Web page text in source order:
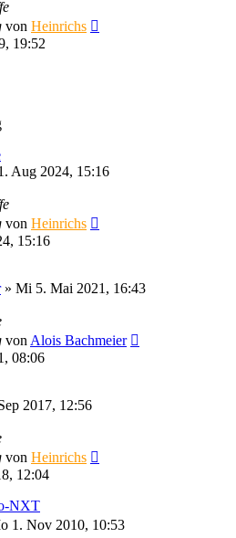
von Heinrichs
19:52
Aug 2024, 15:16
von Heinrichs
15:16
» Mi 5. Mai 2021, 16:43
von Alois Bachmeier
08:06
2017, 12:56
von Heinrichs
12:04
NXT
1. Nov 2010, 10:53